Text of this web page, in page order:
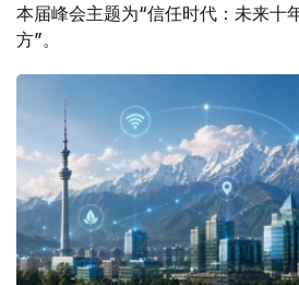
本届峰会主题为“信任时代：未来十
方”。